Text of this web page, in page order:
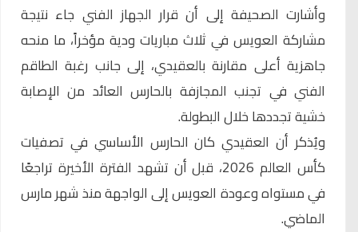
وأشارت الصحيفة إلى أن قرار الجهاز الفني جاء نتيجة
مشاركة العويس في ثلاث مباريات ودية مؤخراً، ما منحه
جاهزية أعلى مقارنة بالعقيدي، إلى جانب رغبة الطاقم
الفني في تجنب المجازفة بالحارس العائد من الإصابة
خشية تجددها خلال البطولة.
ويُذكر أن العقيدي كان الحارس الأساسي في تصفيات
كأس العالم 2026، قبل أن تشهد الفترة الأخيرة تراجعًا
في مستواه وعودة العويس إلى الواجهة منذ شهر مارس
الماضي.